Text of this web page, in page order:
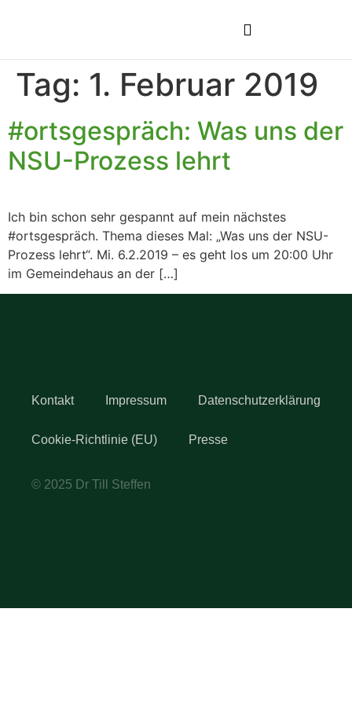
Tag: 1. Februar 2019
#ortsgespräch: Was uns der
NSU-Prozess lehrt
Ich bin schon sehr gespannt auf mein nächstes
#ortsgespräch. Thema dieses Mal: „Was uns der NSU-
Prozess lehrt“. Mi. 6.2.2019 – es geht los um 20:00 Uhr
im Gemeindehaus an der […]
Kontakt Impressum Datenschutzerklärung
Cookie-Richtlinie (EU) Presse
© 2025 Dr Till Steffen